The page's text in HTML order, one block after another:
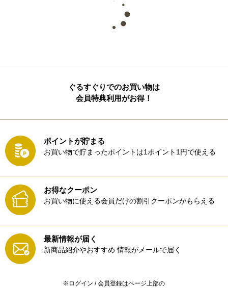
ぐるすぐりでのお買い物は
会員特典利用がお得！
ポイントが貯まる
お買い物で貯まったポイントは1ポイント1円で使える
お得なクーポン
お買い物に使える会員だけの割引クーポンがもらえる
最新情報が届く
新商品紹介やおすすめ 情報がメールで届く
※ログイン / 会員登録はページ上部の